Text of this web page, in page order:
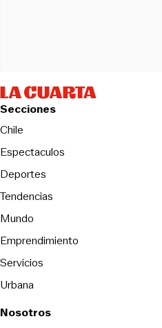
Secciones
Chile
Espectaculos
Deportes
Tendencias
Mundo
Emprendimiento
Servicios
Urbana
Nosotros